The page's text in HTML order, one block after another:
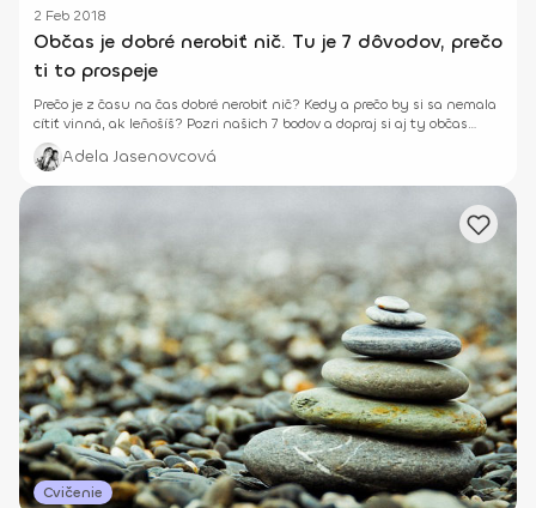
2 Feb 2018
Občas je dobré nerobiť nič. Tu je 7 dôvodov, prečo
ti to prospeje
Prečo je z času na čas dobré nerobiť nič? Kedy a prečo by si sa nemala
cítiť vinná, ak leňošíš? Pozri našich 7 bodov a dopraj si aj ty občas
oddych.
Adela Jasenovcová
Cvičenie